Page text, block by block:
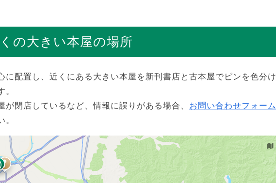
の大きい本屋の場所
に配置し、近くにある大きい本屋を新刊書店と古本屋でピンを色分け
。
が閉店しているなど、情報に誤りがある場合、 お問い合わせフォーム
。